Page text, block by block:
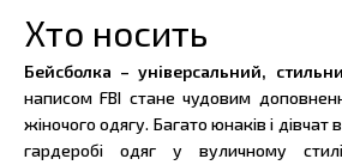
Хто носить
Бейсболка – універсальний,
написом FBI стане чудовим
жіночого одягу. Багато юнаків і
гардеробі одяг у вуличному